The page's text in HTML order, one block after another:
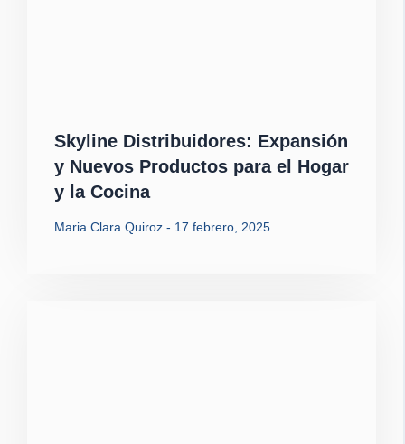
Skyline Distribuidores: Expansión
y Nuevos Productos para el Hogar
y la Cocina
Maria Clara Quiroz 17 febrero, 2025